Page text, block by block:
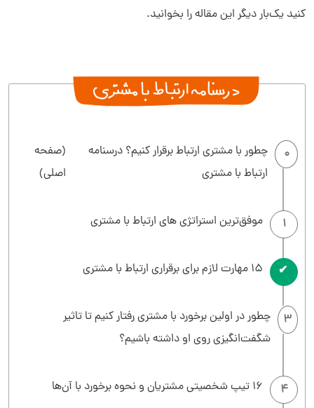
کنید یک‌بار دیگر این مقاله را بخوانید.
0
چطور با مشتری ارتباط برقرار کنیم؟ درسنامه
ارتباط با مشتری
(صفحه
اصلی)
1 موفق‌ترین استراتژی های ارتباط با مشتری
2 15 مهارت لازم برای برقراری ارتباط با مشتری
3
چطور در اولین برخورد با مشتری رفتار کنیم تا تاثیر
شگفت‌انگیزی روی او داشته باشیم؟
4 16 تیپ شخصیتی مشتریان و نحوه برخورد با آن‌ها